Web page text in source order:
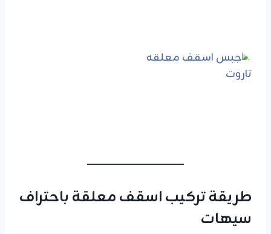
طريقة تركيب اسقف معلقة باحتراف
سيهات